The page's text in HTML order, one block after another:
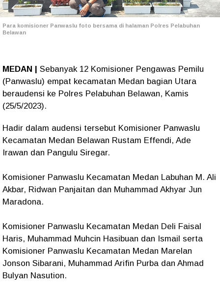
Para komisioner Panwaslu foto bersama di halaman Polres Pelabuhan
Belawan
MEDAN | Sebanyak 12 Komisioner Pengawas Pemilu
(Panwaslu) empat kecamatan Medan bagian Utara
beraudensi ke Polres Pelabuhan Belawan, Kamis
(25/5/2023).
Hadir dalam audensi tersebut Komisioner Panwaslu
Kecamatan Medan Belawan Rustam Effendi, Ade
Irawan dan Pangulu Siregar.
Komisioner Panwaslu Kecamatan Medan Labuhan M. Ali
Akbar, Ridwan Panjaitan dan Muhammad Akhyar Jun
Maradona.
Komisioner Panwaslu Kecamatan Medan Deli Faisal
Haris, Muhammad Muhcin Hasibuan dan Ismail serta
Komisioner Panwaslu Kecamatan Medan Marelan
Jonson Sibarani, Muhammad Arifin Purba dan Ahmad
Bulyan Nasution.